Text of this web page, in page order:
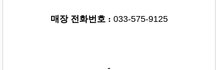
매장 전화번호 : 033-575-9125
-